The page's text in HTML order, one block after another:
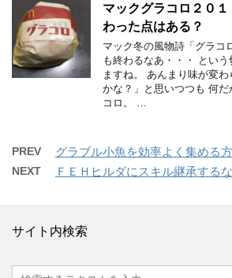
マックグラコロ２０
わった点はある？
マック冬の風物詩「グラコ
も終わるなあ・・・ とい
ますね。 あんまり味が変
かな？」と思いつつも 何
コロ。 …
PREV グラブル小魚を効率よく集める
NEXT ＦＥＨヒルダにスキル継承する
サイト内検索